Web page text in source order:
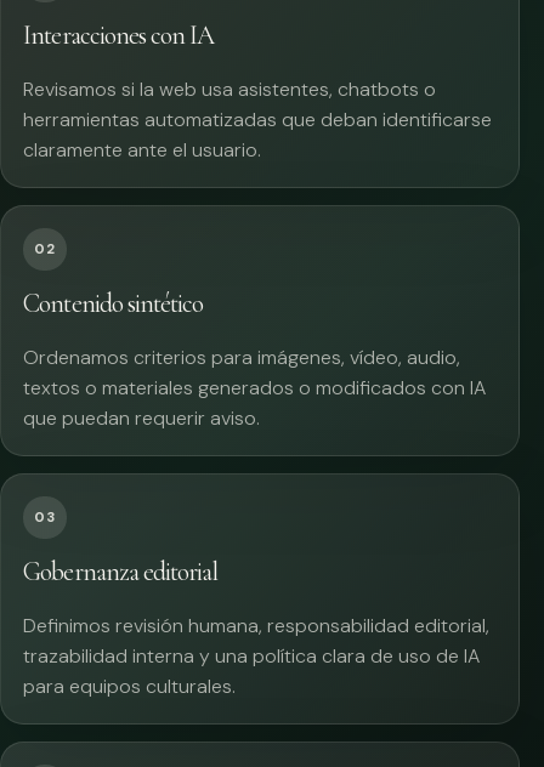
Interacciones con IA
Revisamos si la web usa asistentes, chatbots o
herramientas automatizadas que deban identificarse
claramente ante el usuario.
02
Contenido sintético
Ordenamos criterios para imágenes, vídeo, audio,
textos o materiales generados o modificados con IA
que puedan requerir aviso.
03
Gobernanza editorial
Definimos revisión humana, responsabilidad editorial,
trazabilidad interna y una política clara de uso de IA
para equipos culturales.